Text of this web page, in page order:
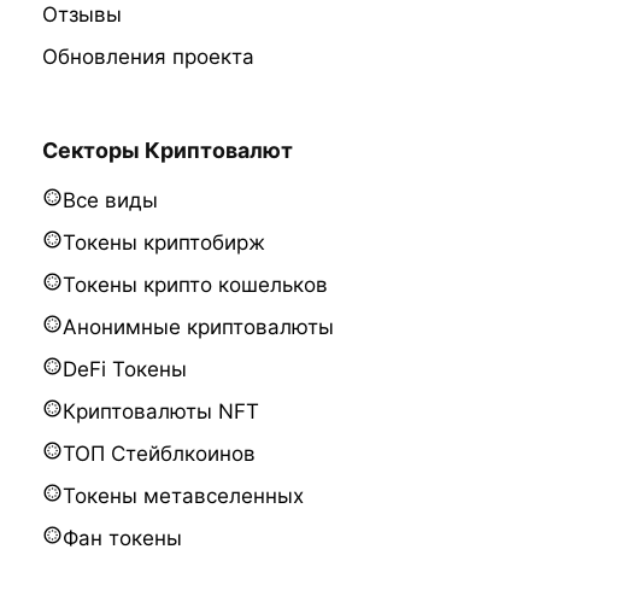
Отзывы
Обновления проекта
Секторы Криптовалют
Все виды
Токены криптобирж
Токены крипто кошельков
Анонимные криптовалюты
DeFi Токены
Криптовалюты NFT
ТОП Стейблкоинов
Токены метавселенных
Фан токены